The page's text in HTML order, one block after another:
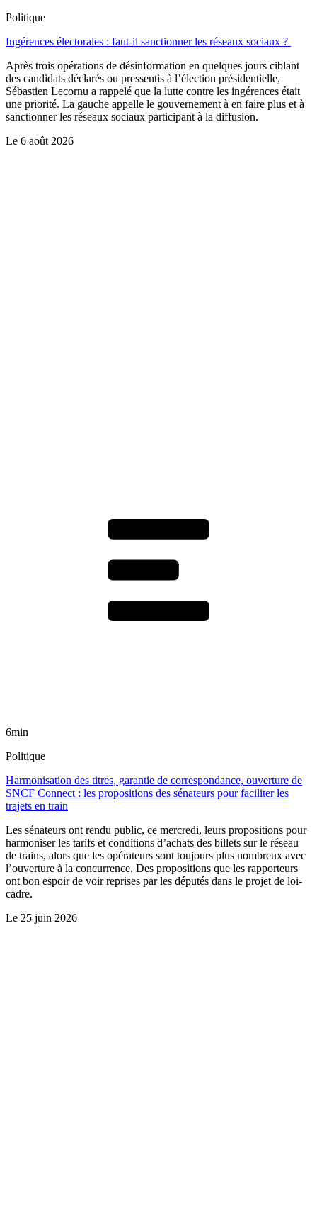
Politique
Ingérences électorales : faut-il sanctionner les réseaux sociaux ?
Après trois opérations de désinformation en quelques jours ciblant
des candidats déclarés ou pressentis à l’élection présidentielle,
Sébastien Lecornu a rappelé que la lutte contre les ingérences était
une priorité. La gauche appelle le gouvernement à en faire plus et à
sanctionner les réseaux sociaux participant à la diffusion.
Le 6 août 2026
6min
Politique
Harmonisation des titres, garantie de correspondance, ouverture de
SNCF Connect : les propositions des sénateurs pour faciliter les
trajets en train
Les sénateurs ont rendu public, ce mercredi, leurs propositions pour
harmoniser les tarifs et conditions d’achats des billets sur le réseau
de trains, alors que les opérateurs sont toujours plus nombreux avec
l’ouverture à la concurrence. Des propositions que les rapporteurs
ont bon espoir de voir reprises par les députés dans le projet de loi-
cadre.
Le 25 juin 2026